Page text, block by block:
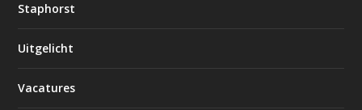
Staphorst
Uitgelicht
Vacatures